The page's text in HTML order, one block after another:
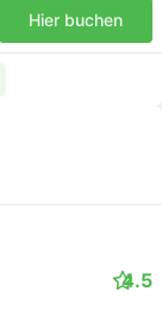
Hier buchen
4.5